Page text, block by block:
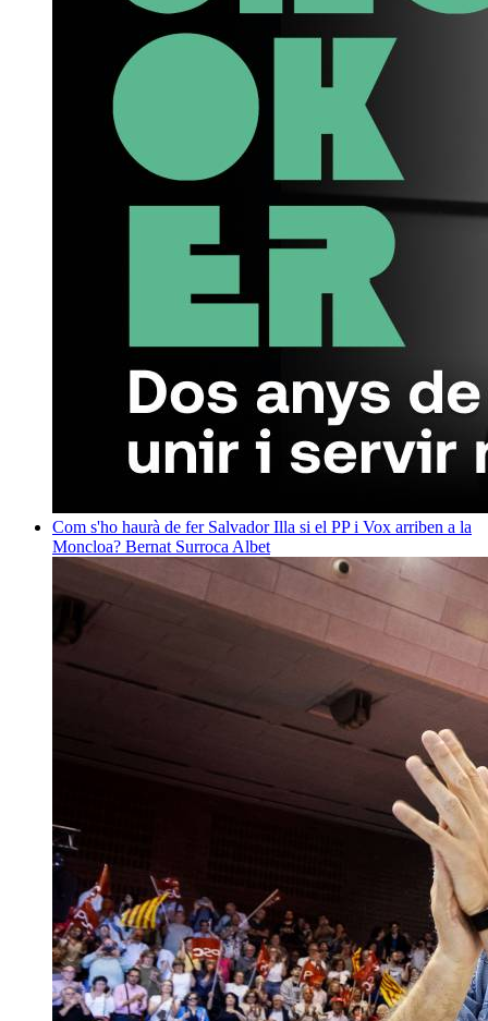
Com s'ho haurà de fer Salvador Illa si el PP i Vox arriben a la
Moncloa? Bernat Surroca Albet